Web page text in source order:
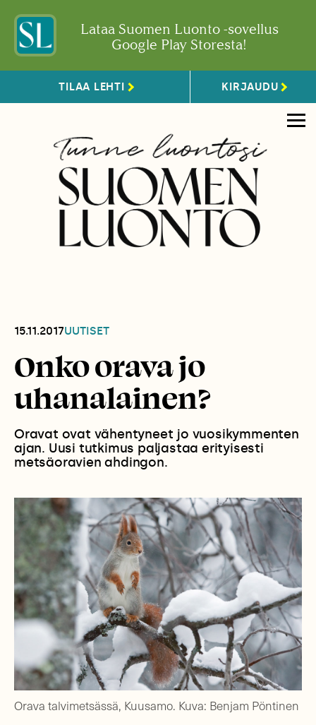
Lataa Suomen Luonto -sovellus
Google Play Storesta!
TILAA LEHTI KIRJAUDU
15.11.2017UUTISET
Onko orava jo
uhanalainen?
Oravat ovat vähentyneet jo vuosikymmenten
ajan. Uusi tutkimus paljastaa erityisesti
metsäoravien ahdingon.
Orava talvimetsässä, Kuusamo. Kuva: Benjam Pöntinen